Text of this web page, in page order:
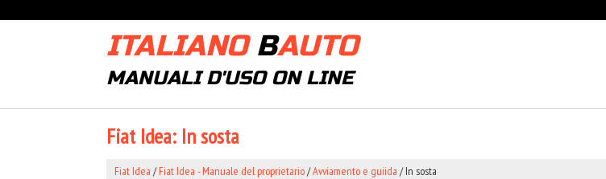
ITALIANO BAUTO
MANUALI D'USO ON LINE
Fiat Idea: In sosta
Fiat Idea /Fiat Idea - Manuale del proprietario/Avviamento e guiida / In sosta